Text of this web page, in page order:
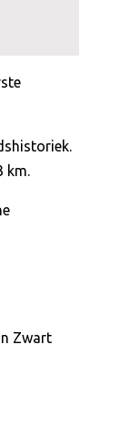
km.
Zwart